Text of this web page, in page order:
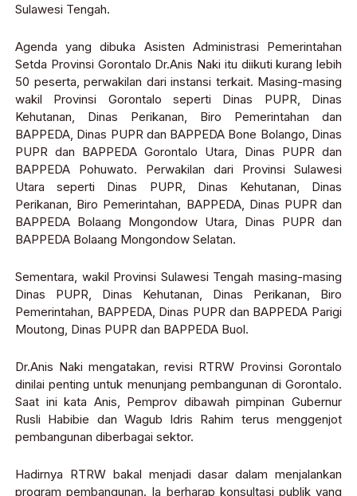
Sulawesi Tengah.
Agenda yang dibuka Asisten Administrasi Pemerintahan
Setda Provinsi Gorontalo Dr.Anis Naki itu diikuti kurang lebih
50 peserta, perwakilan dari instansi terkait. Masing-masing
wakil Provinsi Gorontalo seperti Dinas PUPR, Dinas
Kehutanan, Dinas Perikanan, Biro Pemerintahan dan
BAPPEDA, Dinas PUPR dan BAPPEDA Bone Bolango, Dinas
PUPR dan BAPPEDA Gorontalo Utara, Dinas PUPR dan
BAPPEDA Pohuwato. Perwakilan dari Provinsi Sulawesi
Utara seperti Dinas PUPR, Dinas Kehutanan, Dinas
Perikanan, Biro Pemerintahan, BAPPEDA, Dinas PUPR dan
BAPPEDA Bolaang Mongondow Utara, Dinas PUPR dan
BAPPEDA Bolaang Mongondow Selatan.
Sementara, wakil Provinsi Sulawesi Tengah masing-masing
Dinas PUPR, Dinas Kehutanan, Dinas Perikanan, Biro
Pemerintahan, BAPPEDA, Dinas PUPR dan BAPPEDA Parigi
Moutong, Dinas PUPR dan BAPPEDA Buol.
Dr.Anis Naki mengatakan, revisi RTRW Provinsi Gorontalo
dinilai penting untuk menunjang pembangunan di Gorontalo.
Saat ini kata Anis, Pemprov dibawah pimpinan Gubernur
Rusli Habibie dan Wagub Idris Rahim terus menggenjot
pembangunan diberbagai sektor.
Hadirnya RTRW bakal menjadi dasar dalam menjalankan
program pembangunan. Ia berharap konsultasi publik yang